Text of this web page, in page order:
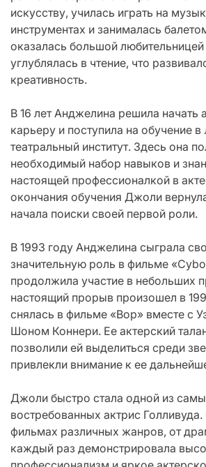
искусству, училась играть на
инструментах и занималась
оказалась большой любительницей
углублялась в чтение, что
креативность.
В 16 лет Анджелина решила начать
карьеру и поступила на обучение
театральный институт. Здесь она
необходимый набор навыков и
настоящей профессионалкой в
окончания обучения Джоли
начала поиски своей первой роли.
В 1993 году Анджелина сыграла
значительную роль в фильме
продолжила участие в небольших
настоящий прорыв произошел в
снялась в фильме «Вор» вместе с
Шоном Коннери. Ее актерский
позволили ей выделиться среди
привлекли внимание к ее
Джоли быстро стала одной из
востребованных актрис
фильмах различных жанров, от
каждый раз демонстрировала